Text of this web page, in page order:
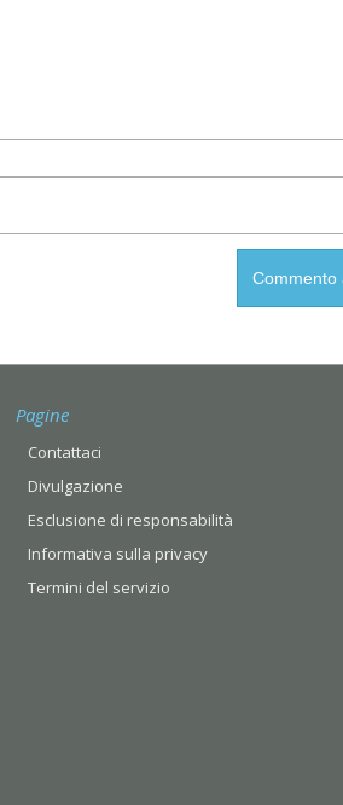
Pagine
Contattaci
Divulgazione
Esclusione di responsabilità
Informativa sulla privacy
Termini del servizio